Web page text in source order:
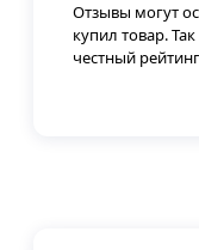
Отзывы могут
купил товар.
честный рейтинг